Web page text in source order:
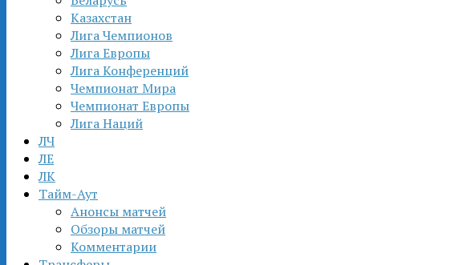
Казахстан
Лига Чемпионов
Лига Европы
Лига Конференций
Чемпионат Мира
Чемпионат Европы
Лига Наций
ЛЧ
ЛЕ
ЛК
Тайм-Аут
Анонсы матчей
Обзоры матчей
Комментарии